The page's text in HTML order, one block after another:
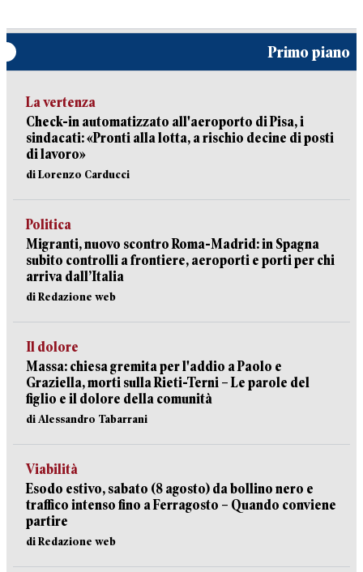
Primo piano
La vertenza
Check-in automatizzato all'aeroporto di Pisa, i
sindacati: «Pronti alla lotta, a rischio decine di posti
di lavoro»
di Lorenzo Carducci
Politica
Migranti, nuovo scontro Roma-Madrid: in Spagna
subito controlli a frontiere, aeroporti e porti per chi
arriva dall’Italia
di Redazione web
Il dolore
Massa: chiesa gremita per l'addio a Paolo e
Graziella, morti sulla Rieti-Terni – Le parole del
figlio e il dolore della comunità
di Alessandro Tabarrani
Viabilità
Esodo estivo, sabato (8 agosto) da bollino nero e
traffico intenso fino a Ferragosto – Quando conviene
partire
di Redazione web